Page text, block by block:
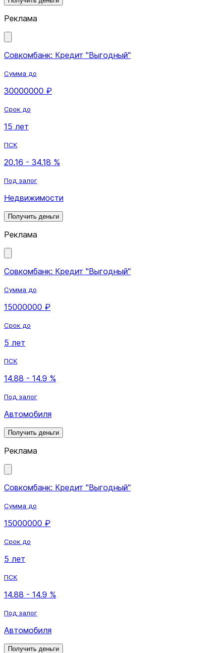
Реклама
Совкомбанк: Кредит "Выгодный"
Сумма до
30000000 ₽
Срок до
15 лет
ПСК
20.16 - 34.18 %
Под залог
Недвижимости
Получить деньги
Реклама
Совкомбанк: Кредит "Выгодный"
Сумма до
15000000 ₽
Срок до
5 лет
ПСК
14.88 - 14.9 %
Под залог
Автомобиля
Получить деньги
Реклама
Совкомбанк: Кредит "Выгодный"
Сумма до
15000000 ₽
Срок до
5 лет
ПСК
14.88 - 14.9 %
Под залог
Автомобиля
Получить деньги